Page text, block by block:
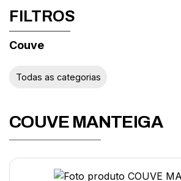
FILTROS
Couve
Acelga
Agrião
Aipo
Todas as categorias
COUVE MANTEIGA